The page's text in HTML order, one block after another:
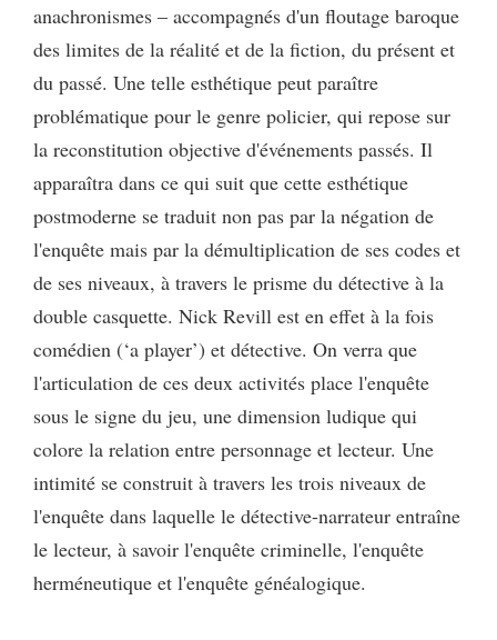
anachronismes – accompagnés d'un floutage baroque
des limites de la réalité et de la fiction, du présent et
du passé. Une telle esthétique peut paraître
problématique pour le genre policier, qui repose sur
la reconstitution objective d'événements passés. Il
apparaîtra dans ce qui suit que cette esthétique
postmoderne se traduit non pas par la négation de
l'enquête mais par la démultiplication de ses codes et
de ses niveaux, à travers le prisme du détective à la
double casquette. Nick Revill est en effet à la fois
comédien (‘a player’) et détective. On verra que
l'articulation de ces deux activités place l'enquête
sous le signe du jeu, une dimension ludique qui
colore la relation entre personnage et lecteur. Une
intimité se construit à travers les trois niveaux de
l'enquête dans laquelle le détective-narrateur entraîne
le lecteur, à savoir l'enquête criminelle, l'enquête
herméneutique et l'enquête généalogique.